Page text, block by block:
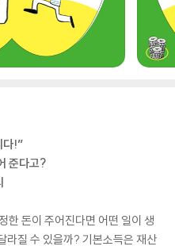
다!”
준다고?
한 돈이 주어진다면 어떤 일이 생
라질 수 있을까? 기본소득은 재산